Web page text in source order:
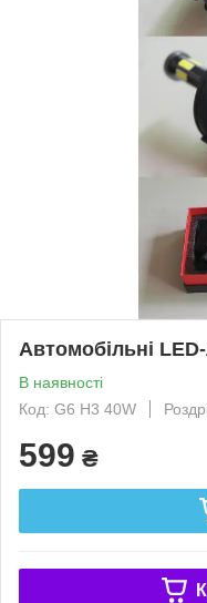
Автомобільні
В наявності
Код: G6 H3 40W
599 ₴